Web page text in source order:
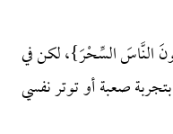
النَّاسَ السِّحْرَ}، لكن في
صعبة أو توتر نفسي